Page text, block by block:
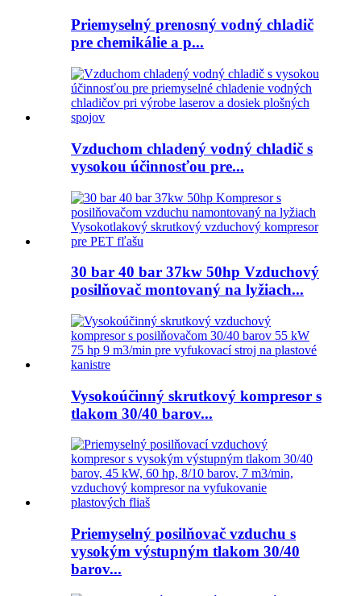
Priemyselný prenosný vodný chladič
pre chemikálie a p...
Vzduchom chladený vodný chladič s
vysokou účinnosťou pre...
30 bar 40 bar 37kw 50hp Vzduchový
posilňovač montovaný na lyžiach...
Vysokoúčinný skrutkový kompresor s
tlakom 30/40 barov...
Priemyselný posilňovač vzduchu s
vysokým výstupným tlakom 30/40
barov...